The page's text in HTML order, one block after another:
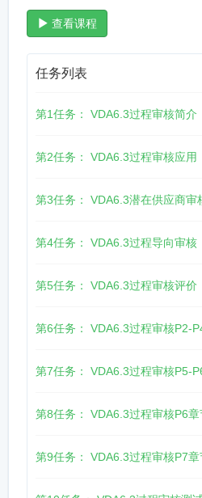
查看课程
任务列表
第1任务： VDA6.3过程审核简介
第2任务： VDA6.3过程审核应用
第3任务： VDA6.3潜在供应商审
第4任务： VDA6.3过程导向审核
第5任务： VDA6.3过程审核评价
第6任务： VDA6.3过程审核P2-
第7任务： VDA6.3过程审核P5-
第8任务： VDA6.3过程审核P6章
第9任务： VDA6.3过程审核P7章